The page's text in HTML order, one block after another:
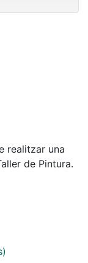
realitzar una
de Pintura.